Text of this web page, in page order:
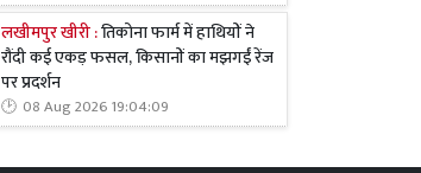
लखीमपुर खीरी :तिकोना फार्म में हाथियों ने
रौंदी कई एकड़ फसल, किसानों का मझगईं रेंज
पर प्रदर्शन
08 Aug 2026 19:04:09